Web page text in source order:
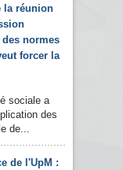
la réunion
normes
forcer la
sociale a
des
de...
de l'UpM :